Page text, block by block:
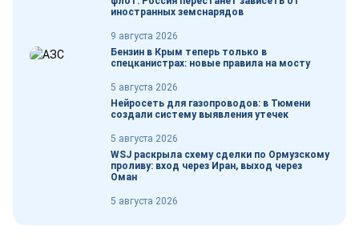
иностранных земснарядов
9 августа 2026
Бензин в Крым теперь только в
спецканистрах: новые правила на мосту
5 августа 2026
Нейросеть для газопроводов: в Тюмени
создали систему выявления утечек
5 августа 2026
WSJ раскрыла схему сделки по Ормузскому
проливу: вход через Иран, выход через
Оман
5 августа 2026